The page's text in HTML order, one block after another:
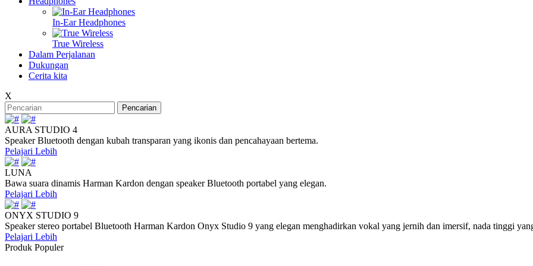
In-Ear Headphones
True Wireless
Dalam Perjalanan
Dukungan
Cerita kita
X
Pencarian
AURA STUDIO 4
Speaker Bluetooth dengan kubah transparan yang ikonis dan pencahayaan bertema.
Pelajari Lebih
LUNA
Bawa suara dinamis Harman Kardon dengan speaker Bluetooth portabel yang elegan.
Pelajari Lebih
ONYX STUDIO 9
Speaker stereo portabel Bluetooth Harman Kardon Onyx Studio 9 yang elegan menghadirkan vokal yang jernih dan imersif, nada tinggi
Pelajari Lebih
Produk Populer